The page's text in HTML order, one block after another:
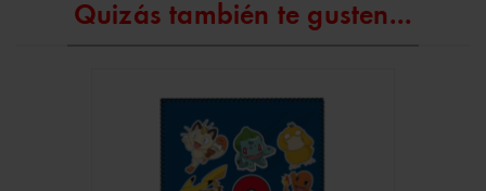
Quizás también te gusten...